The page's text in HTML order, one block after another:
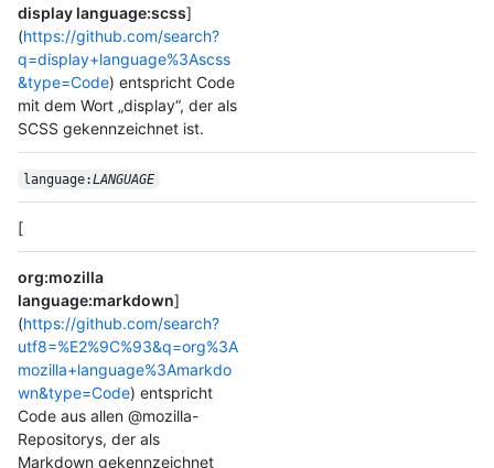
display language:scss]
(https://github.com/search?
q=display+language%3Ascss
&type=Code) entspricht Code
mit dem Wort „display“, der als
SCSS gekennzeichnet ist.
language:LANGUAGE
[
org:mozilla
language:markdown]
(https://github.com/search?
utf8=%E2%9C%93&q=org%3A
mozilla+language%3Amarkdo
wn&type=Code) entspricht
Code aus allen @mozilla-
Repositorys, der als
Markdown gekennzeichnet